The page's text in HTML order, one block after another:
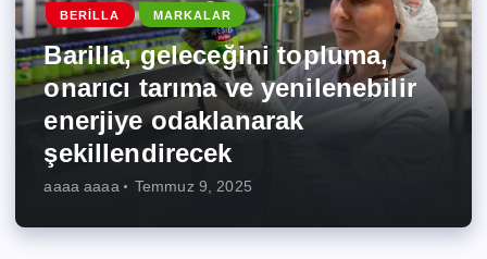
BERILLA MARKALAR
Barilla, geleceğini topluma,
onarıcı tarıma ve yenilenebilir
enerjiye odaklanarak
şekillendirecek
aaaa aaaa Temmuz 9, 2025